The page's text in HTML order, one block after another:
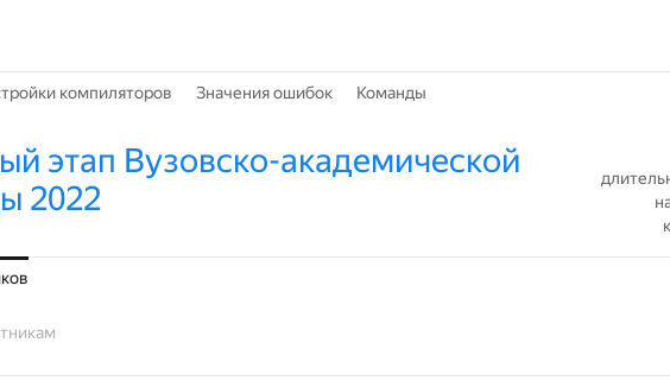
компиляторов Значения ошибок Команды
этап Вузовско-академической
2022